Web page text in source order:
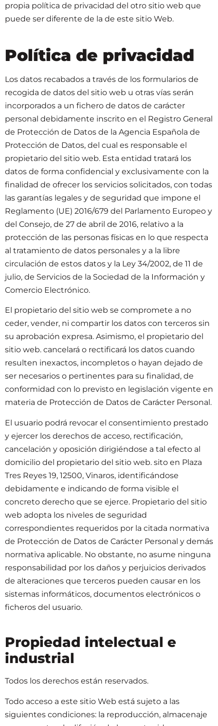
propia política de privacidad del otro sitio web que
puede ser diferente de la de este sitio Web.
Política de privacidad
Los datos recabados a través de los formularios de
recogida de datos del sitio web u otras vías serán
incorporados a un fichero de datos de carácter
personal debidamente inscrito en el Registro General
de Protección de Datos de la Agencia Española de
Protección de Datos, del cual es responsable el
propietario del sitio web. Esta entidad tratará los
datos de forma confidencial y exclusivamente con la
finalidad de ofrecer los servicios solicitados, con todas
las garantías legales y de seguridad que impone el
Reglamento (UE) 2016/679 del Parlamento Europeo y
del Consejo, de 27 de abril de 2016, relativo a la
protección de las personas físicas en lo que respecta
al tratamiento de datos personales y a la libre
circulación de estos datos y la Ley 34/2002, de 11 de
julio, de Servicios de la Sociedad de la Información y
Comercio Electrónico.
El propietario del sitio web se compromete a no
ceder, vender, ni compartir los datos con terceros sin
su aprobación expresa. Asimismo, el propietario del
sitio web. cancelará o rectificará los datos cuando
resulten inexactos, incompletos o hayan dejado de
ser necesarios o pertinentes para su finalidad, de
conformidad con lo previsto en legislación vigente en
materia de Protección de Datos de Carácter Personal.
El usuario podrá revocar el consentimiento prestado
y ejercer los derechos de acceso, rectificación,
cancelación y oposición dirigiéndose a tal efecto al
domicilio del propietario del sitio web. sito en Plaza
Tres Reyes 19, 12500, Vinaros, identificándose
debidamente e indicando de forma visible el
concreto derecho que se ejerce. Propietario del sitio
web adopta los niveles de seguridad
correspondientes requeridos por la citada normativa
de Protección de Datos de Carácter Personal y demás
normativa aplicable. No obstante, no asume ninguna
responsabilidad por los daños y perjuicios derivados
de alteraciones que terceros pueden causar en los
sistemas informáticos, documentos electrónicos o
ficheros del usuario.
Propiedad intelectual e
industrial
Todos los derechos están reservados.
Todo acceso a este sitio Web está sujeto a las
siguientes condiciones: la reproducción, almacenaje